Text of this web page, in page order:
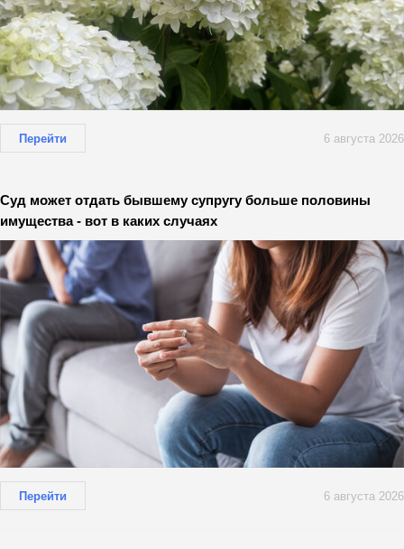
Перейти 6 августа 2026
Суд может отдать бывшему супругу больше половины
имущества - вот в каких случаях
Перейти 6 августа 2026